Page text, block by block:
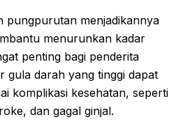
pungpurutan menjadikannya
menurunkan kadar
penting bagi penderita
gula darah yang tinggi dapat
komplikasi kesehatan, seperti
dan gagal ginjal.